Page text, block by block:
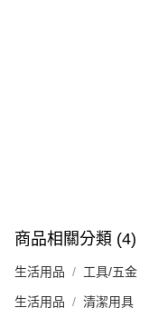
商品相關分類 (4)
生活用品 工具/五金
生活用品 清潔用具